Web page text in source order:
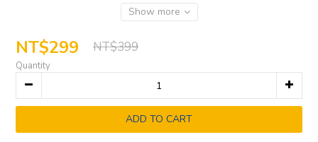
Show more
NT$299 NT$399
Quantity
ADD TO CART